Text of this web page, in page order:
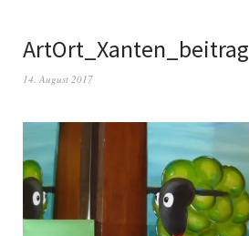
ArtOrt_Xanten_beitrag
14. August 2017